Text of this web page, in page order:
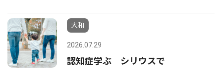
大和
2026.07.29
認知症学ぶ シリウスで